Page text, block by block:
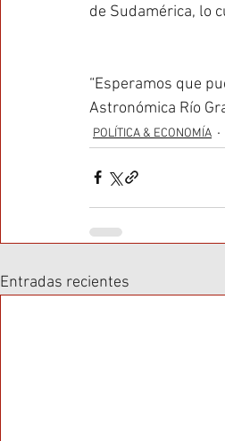
de Sudamérica, lo
“Esperamos que
Astronómica Río
POLÍTICA & ECONOMÍA
Entradas recientes